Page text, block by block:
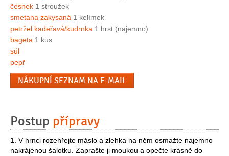
česnek 1 stroužek
smetana zakysaná 1 kelímek
petržel kadeřavá/kudrnka 1 hrst (najemno)
bageta 1 kus
sůl
pepř
NÁKUPNÍ SEZNAM NA E-MAIL
Postup přípravy
1. V hrnci rozehřejte máslo a zlehka na něm osmažte najemno
nakrájenou šalotku. Zaprašte ji moukou a opečte krásně do